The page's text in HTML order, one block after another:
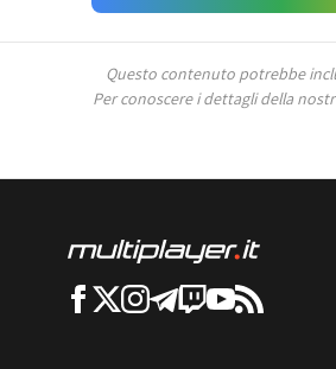
Questo contenuto potrebbe
Per conoscere i dettagli della